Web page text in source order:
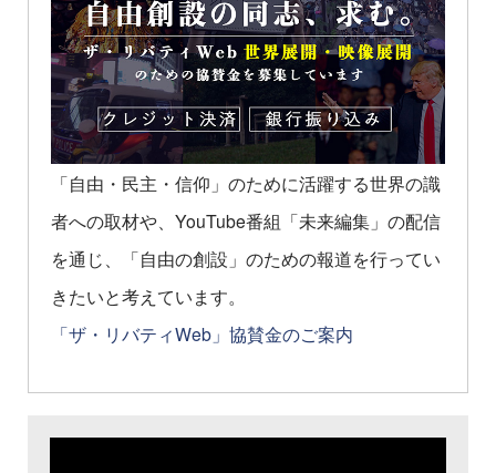
「自由・民主・信仰」のために活躍する世界の識
者への取材や、YouTube番組「未来編集」の配信
を通じ、「自由の創設」のための報道を行ってい
きたいと考えています。
「ザ・リバティWeb」協賛金のご案内